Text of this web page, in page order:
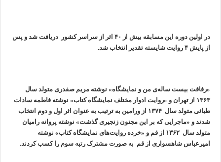
در اولین دوره این مسابقه بیش از ۴۰ اثر از سراسر کشور دریافت شد و پس
از پایش ۴ روایت شایسته تقدیر انتخاب شد.
«رفاقت بیست ساله‌ی من و نمایشگاه» نوشته مریم صفدری متولد سال
۱۳۶۳ از تهران و «روایت ادوار مختلف نمایشگاه کتاب» نوشته فاطمه سادات
طبائی متولد سال ۱۳۷۴ از ورامین به ترتیب به عنوان اثر اول و دوم انتخاب
شدند و «ماجرایی که بر این مجنون زنجیری گذشت» نوشته پروانه رامیان
متولد سال ۱۳۶۲ از قم و «خرده روایت‌های نمایشگاه کتاب» نوشته
امیرعباس شاهسواری از قم به صورت مشترک رتبه سوم را کسب کردند.